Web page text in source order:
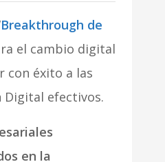
Breakthrough de
el cambio digital
con éxito a las
efectivos.
en la